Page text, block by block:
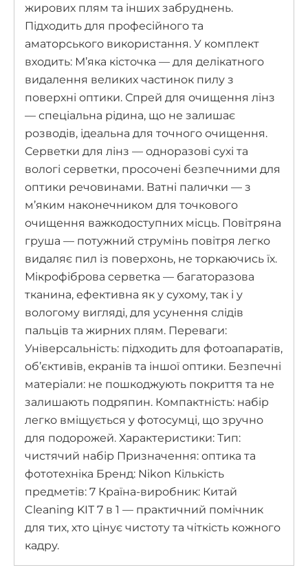
жирових плям та інших забруднень.
Підходить для професійного та
аматорського використання. У комплект
входить: М’яка кісточка — для делікатного
видалення великих частинок пилу з
поверхні оптики. Спрей для очищення лінз
— спеціальна рідина, що не залишає
розводів, ідеальна для точного очищення.
Серветки для лінз — одноразові сухі та
вологі серветки, просочені безпечними для
оптики речовинами. Ватні палички — з
м’яким наконечником для точкового
очищення важкодоступних місць. Повітряна
груша — потужний струмінь повітря легко
видаляє пил із поверхонь, не торкаючись їх.
Мікрофіброва серветка — багаторазова
тканина, ефективна як у сухому, так і у
вологому вигляді, для усунення слідів
пальців та жирних плям. Переваги:
Універсальність: підходить для фотоапаратів,
об’єктивів, екранів та іншої оптики. Безпечні
матеріали: не пошкоджують покриття та не
залишають подряпин. Компактність: набір
легко вміщується у фотосумці, що зручно
для подорожей. Характеристики: Тип:
чистячий набір Призначення: оптика та
фототехніка Бренд: Nikon Кількість
предметів: 7 Країна-виробник: Китай
Cleaning KIT 7 в 1 — практичний помічник
для тих, хто цінує чистоту та чіткість кожного
кадру.